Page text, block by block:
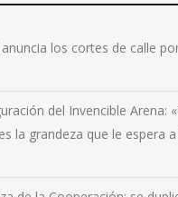
los cortes de calle
del Invencible Arena:
la grandeza que le espera